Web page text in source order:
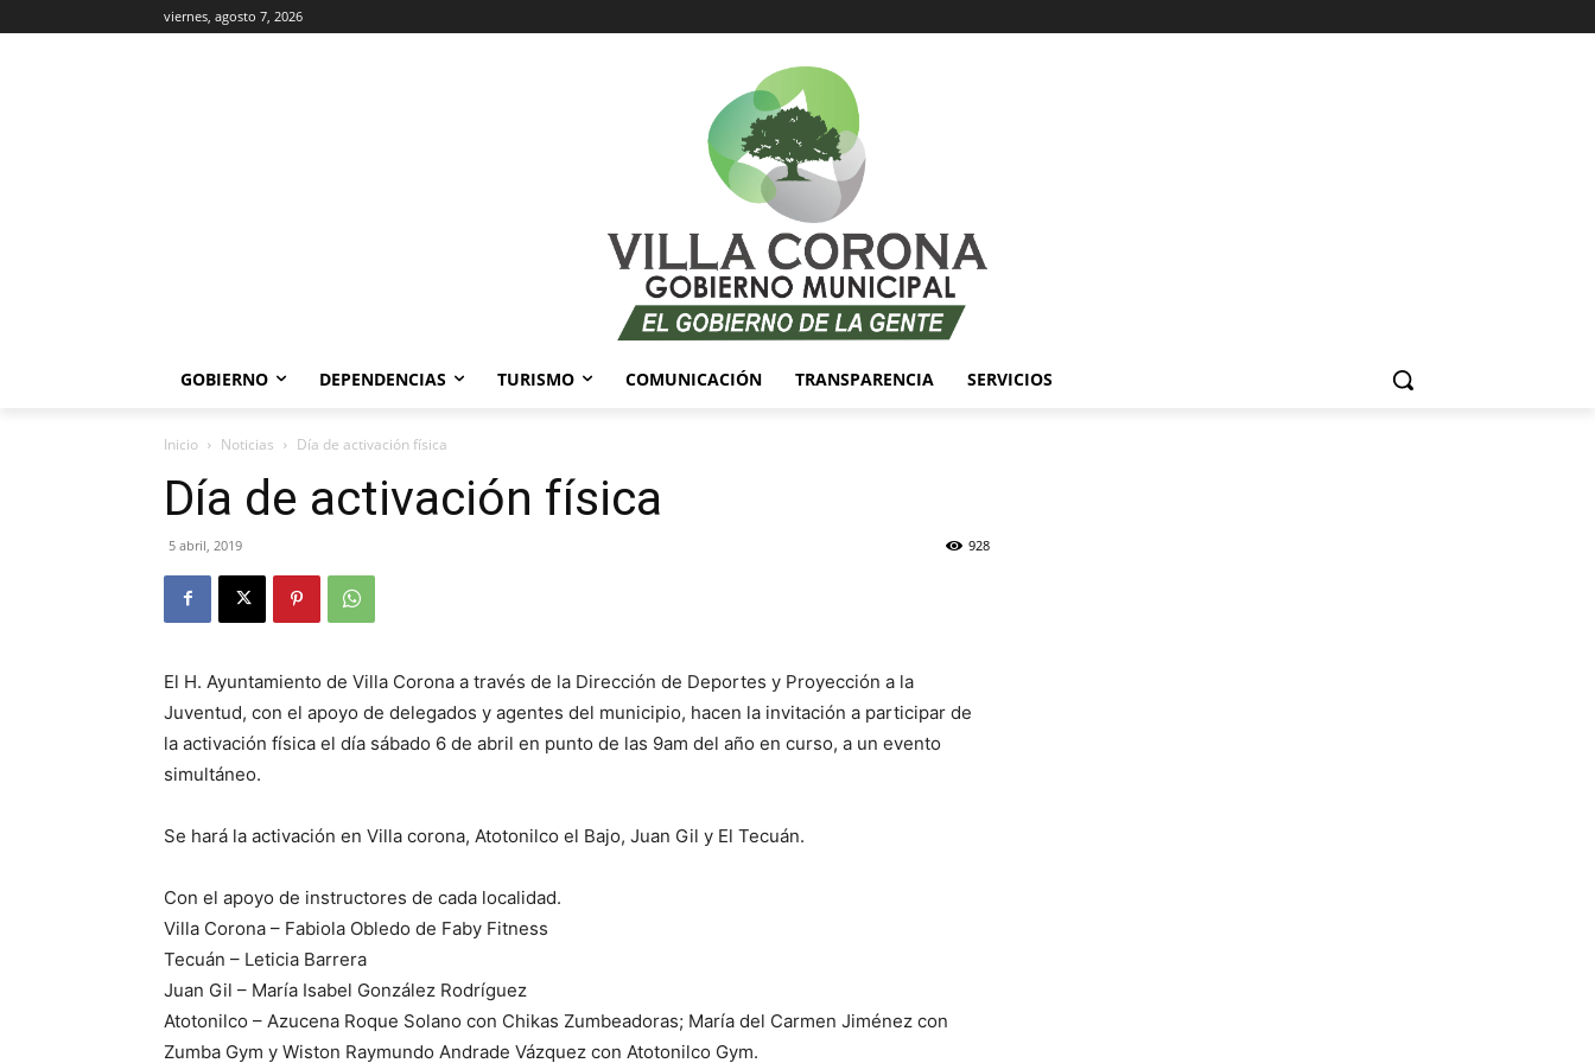
viernes, agosto 7, 2026
GOBIERNO DEPENDENCIAS TURISMO COMUNICACIÓN TRANSPARENCIA SERVICIOS
Inicio Noticias Día de activación física
Día de activación física
5 abril, 2019 928
El H. Ayuntamiento de Villa Corona a través de la Dirección de Deportes y Proyección a la
Juventud, con el apoyo de delegados y agentes del municipio, hacen la invitación a participar de
la activación física el día sábado 6 de abril en punto de las 9am del año en curso, a un evento
simultáneo.
Se hará la activación en Villa corona, Atotonilco el Bajo, Juan Gil y El Tecuán.
Con el apoyo de instructores de cada localidad.
Villa Corona – Fabiola Obledo de Faby Fitness
Tecuán – Leticia Barrera
Juan Gil – María Isabel González Rodríguez
Atotonilco – Azucena Roque Solano con Chikas Zumbeadoras; María del Carmen Jiménez con
Zumba Gym y Wiston Raymundo Andrade Vázquez con Atotonilco Gym.